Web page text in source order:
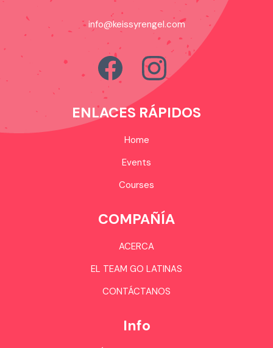
info@keissyrengel.com
ENLACES RÁPIDOS
Home
Events
Courses
COMPAÑÍA
ACERCA
EL TEAM GO LATINAS
CONTÁCTANOS
Info